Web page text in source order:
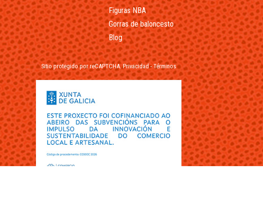
Figuras NBA
Gorras de baloncesto
Blog
Sitio protegido por reCAPTCHA.Privacidad- Términos